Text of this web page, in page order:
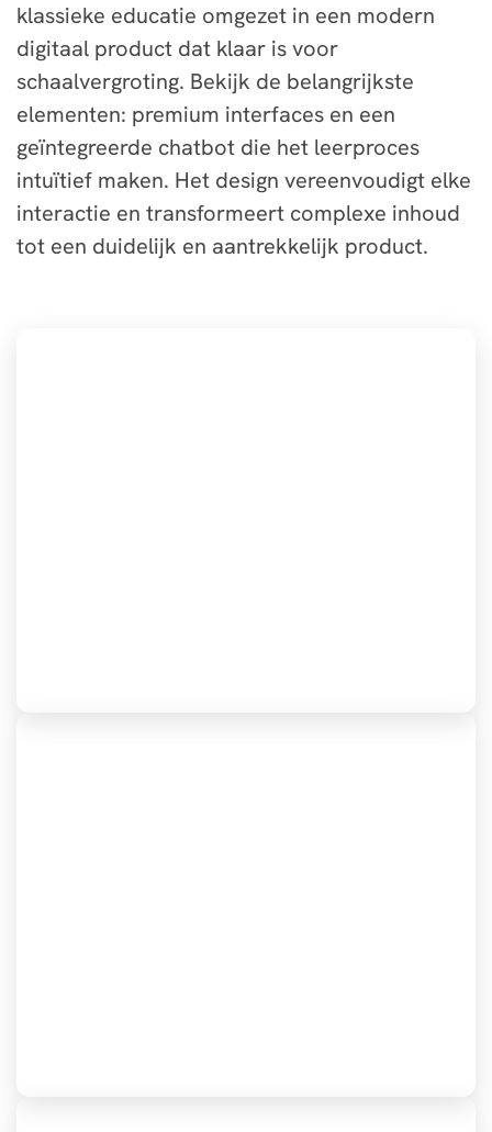
klassieke educatie omgezet in een modern
digitaal product dat klaar is voor
schaalvergroting. Bekijk de belangrijkste
elementen: premium interfaces en een
geïntegreerde chatbot die het leerproces
intuïtief maken. Het design vereenvoudigt elke
interactie en transformeert complexe inhoud
tot een duidelijk en aantrekkelijk product.